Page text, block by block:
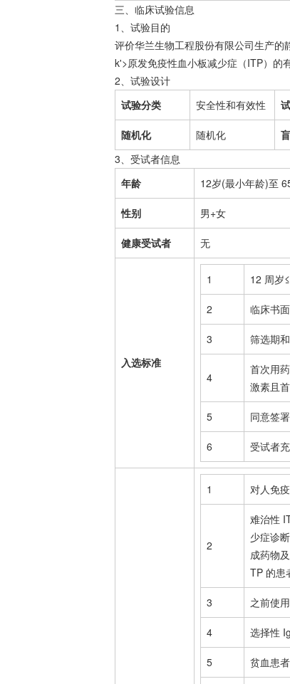
三、临床试验信息
1、试验目的
评价华兰生物工程股份有限公司生产
k'>原发免疫性血小板减少症 （ITP）的
2、试验设计
试验分类
安全性和有效性
随机化 随机化
3、受试者信息
年龄
12岁(最小年龄)至
性别 男+女
健康受试者 无
入选标准
1 12 周岁
2 临床书
3 筛选期
4
首次用
激素且
5 同意签
6 受试者
1 对人免
2
难治性
少症诊
成药物
TP 的患
3 之前使
4 选择性
5 贫血患